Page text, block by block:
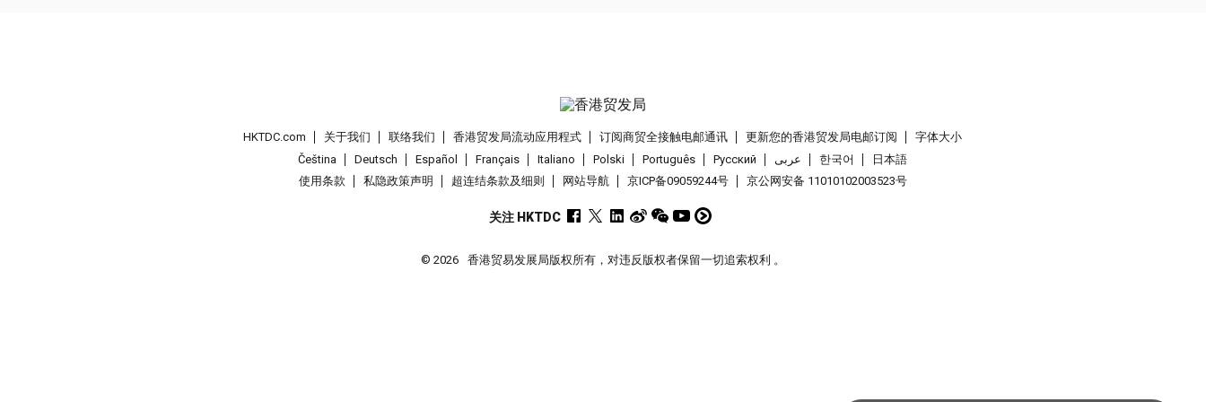
HKTDC.com 关于我们 联络我们 香港贸发局流动应用程式 订阅商贸全接触电邮通讯 更新您的香港贸发局电邮订阅
字体大小
Čeština
Deutsch Español Français Italiano Polski Português Pусский عربى 한국어
日本語
使用条款
私隐政策声明 超连结条款及细则 网站导航 京ICP备09059244号 京公网安备 11010102003523号
关注 HKTDC
© 2026 香港贸易发展局版权所有，对违反版权者保留一切追索权利 。